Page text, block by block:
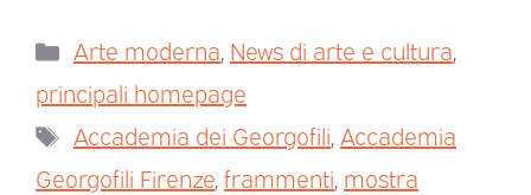
Arte moderna News di arte e cultura
principali homepage
Accademia dei Georgofili Accademia
Georgofili Firenze frammenti mostra